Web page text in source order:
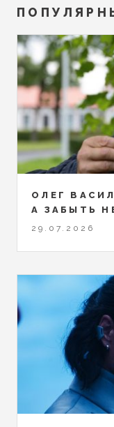
ОЛЕГ
А ЗАБЫТЬ
29.07.2026